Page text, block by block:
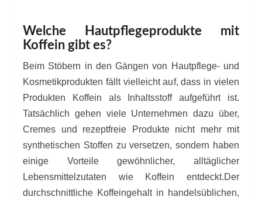
Welche Hautpflegeprodukte mit
Koffein gibt es?
Beim Stöbern in den Gängen von Hautpflege- und
Kosmetikprodukten fällt vielleicht auf, dass in vielen
Produkten Koffein als Inhaltsstoff aufgeführt ist.
Tatsächlich gehen viele Unternehmen dazu über,
Cremes und rezeptfreie Produkte nicht mehr mit
synthetischen Stoffen zu versetzen, sondern haben
einige Vorteile gewöhnlicher, alltäglicher
Lebensmittelzutaten wie Koffein entdeckt.Der
durchschnittliche Koffeingehalt in handelsüblichen,